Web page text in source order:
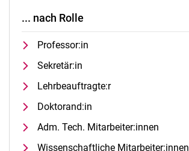
... nach Rolle
Professor:in
Sekretär:in
Lehrbeauftragte:r
Doktorand:in
Adm. Tech. Mitarbeiter:innen
Wissenschaftliche Mitarbeiter:innen